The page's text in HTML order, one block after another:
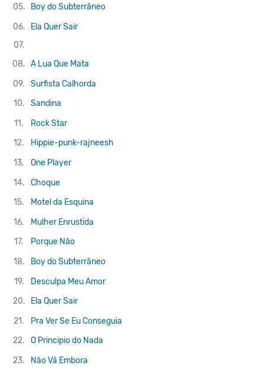
05.
Boy do Subterrâneo
06.
Ela Quer Sair
07.
08. A Lua Que Mata
09.
Surfista Calhorda
10.
Sandina
11.
Rock Star
12.
Hippie-punk-rajneesh
13.
One Player
14.
Choque
15.
Motel da Esquina
16.
Mulher Enrustida
17.
Porque Não
18.
Boy do Subterrâneo
19.
Desculpa Meu Amor
20.
Ela Quer Sair
21.
Pra Ver Se Eu Conseguia
22.
O Principio do Nada
23.
Não Vá Embora